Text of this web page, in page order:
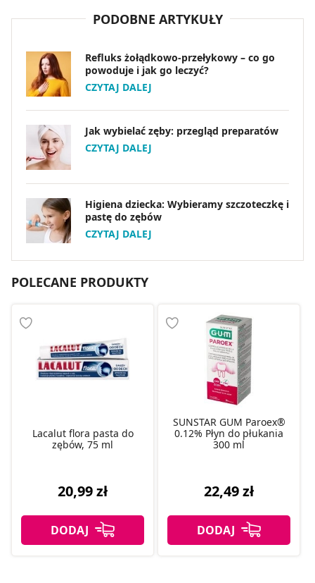
PODOBNE ARTYKUŁY
Refluks żołądkowo-przełykowy – co go
powoduje i jak go leczyć?
CZYTAJ DALEJ
Jak wybielać zęby: przegląd preparatów
CZYTAJ DALEJ
Higiena dziecka: Wybieramy szczoteczkę i
pastę do zębów
CZYTAJ DALEJ
POLECANE PRODUKTY
Lacalut flora pasta do
zębów, 75 ml
20,99 zł
SUNSTAR GUM Paroex®
0.12% Płyn do płukania
300 ml
22,49 zł